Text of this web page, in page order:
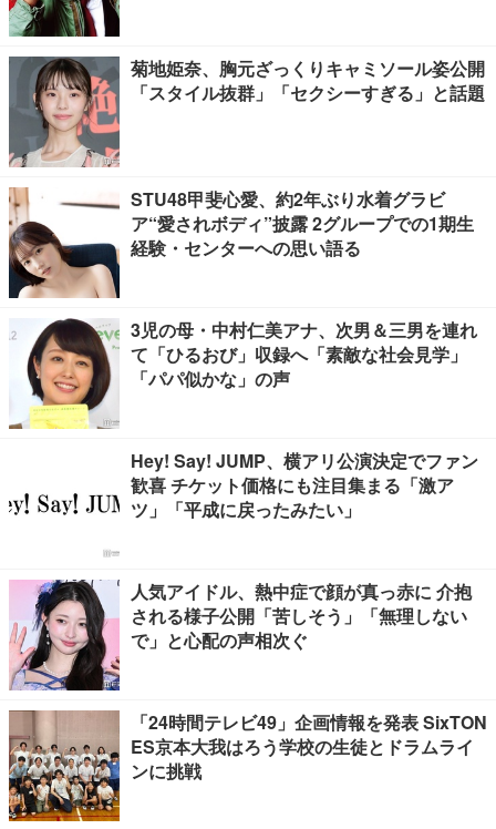
菊地姫奈、胸元ざっくりキャミソール姿公開
「スタイル抜群」「セクシーすぎる」と話題
STU48甲斐心愛、約2年ぶり水着グラビ
ア“愛されボディ”披露 2グループでの1期生
経験・センターへの思い語る
3児の母・中村仁美アナ、次男＆三男を連れ
て「ひるおび」収録へ「素敵な社会見学」
「パパ似かな」の声
Hey! Say! JUMP、横アリ公演決定でファン
歓喜 チケット価格にも注目集まる「激ア
ツ」「平成に戻ったみたい」
人気アイドル、熱中症で顔が真っ赤に 介抱
される様子公開「苦しそう」「無理しない
で」と心配の声相次ぐ
「24時間テレビ49」企画情報を発表 SixTON
ES京本大我はろう学校の生徒とドラムライ
ンに挑戦